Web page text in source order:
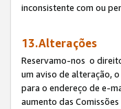
inconsistente com ou
13.Alterações
Reservamo-nos o
um aviso de alteração,
para o endereço de e-
aumento das